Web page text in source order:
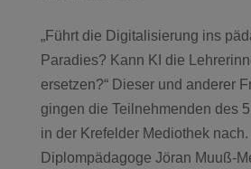
„Führt die Digitalisierung ins
Paradies? Kann KI die
ersetzen?“ Dieser und anderer
gingen die Teilnehmenden des
in der Krefelder Mediothek
Diplompädagoge Jöran Muuß-